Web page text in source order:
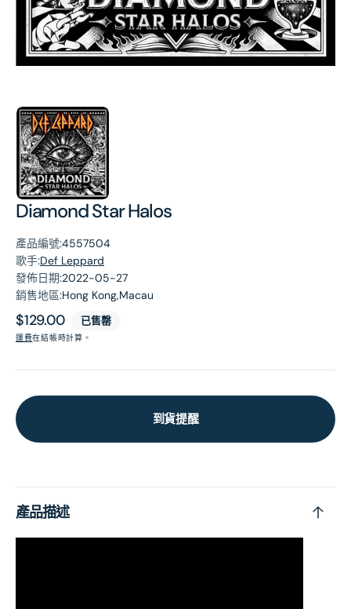
Diamond Star Halos
產品編號:4557504
歌手:Def Leppard
發佈日期:2022-05-27
銷售地區:Hong Kong,Macau
原
價
$129.00 已售罄
運費在結帳時計算。
到貨提醒
產品描述
啟
第
1
張